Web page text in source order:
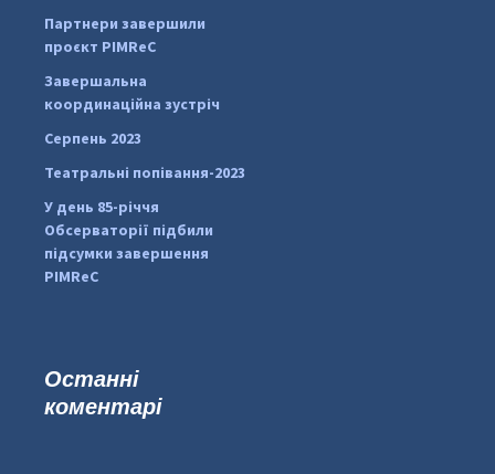
pimrec_project
Партнери завершили
проєкт PIMReC
Завершальна
координаційна зустріч
Серпень 2023
Театральні попівання-2023
У день 85-річчя
Обсерваторії підбили
підсумки завершення
PIMReC
Останні
коментарі